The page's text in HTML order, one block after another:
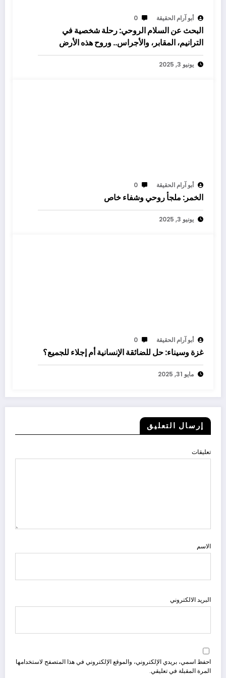
أبو آرام الحقيقة 0
البحث عن السلام الروحي: رحلة شخصية في
الترانيم، المقابر، والأجراس.. وروح هذه الأرض
يونيو 3, 2025
أبو آرام الحقيقة 0
الخمر: ملجأ روحي وشفاء خاص
يونيو 3, 2025
أبو آرام الحقيقة 0
غزة وسيناء: حل للضائقة الإنسانية أم إجلاء للجميع؟
مايو 31, 2025
إرسال التعليق
تعليقات
الاسم
البريد الالكتروني
احفظ اسمي، بريدي الإلكتروني، والموقع الإلكتروني في هذا المتصفح لاستخدامها
المرة المقبلة في تعليقي.